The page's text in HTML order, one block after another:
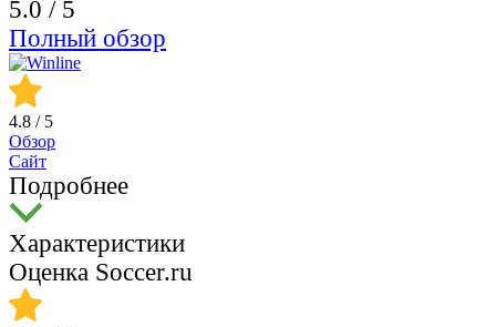
5.0 / 5
Полный обзор
4.8 / 5
Обзор
Сайт
Подробнее
Характеристики
Оценка Soccer.ru